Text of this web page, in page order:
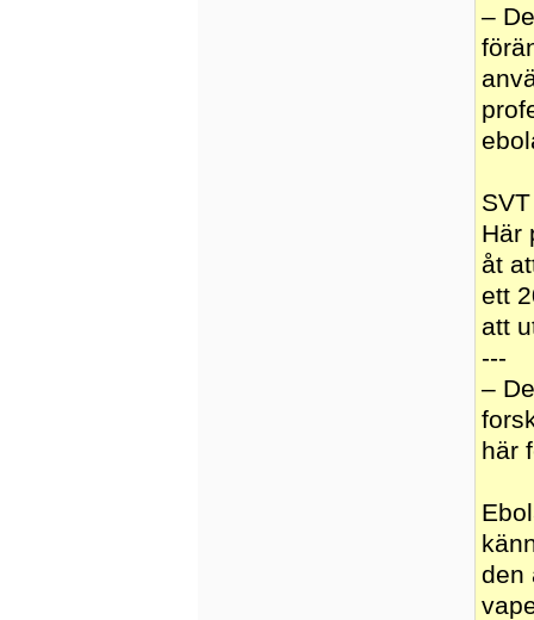
–
Här
åt
ett
att
---
–
här
den